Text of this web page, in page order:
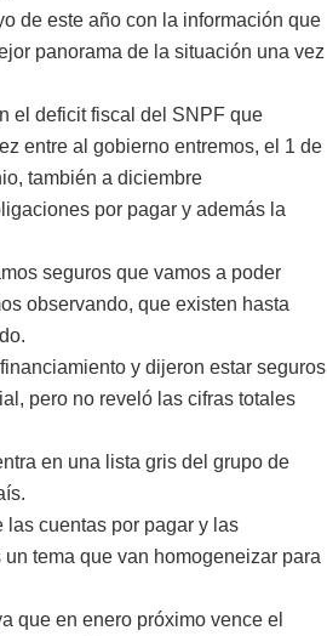
de este año con la información que
panorama de la situación una vez
el deficit fiscal del SNPF que
entre al gobierno entremos, el 1 de
también a diciembre
por pagar y además la
seguros que vamos a poder
observando, que existen hasta
y dijeron estar seguros
pero no reveló las cifras totales
en una lista gris del grupo de
cuentas por pagar y las
tema que van homogeneizar para
que en enero próximo vence el